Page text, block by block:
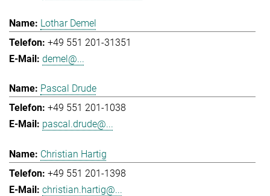
Lothar Demel
+49 551 201-31351
demel@...
Pascal Drude
+49 551 201-1038
pascal.drude@...
Christian Hartig
+49 551 201-1398
christian.hartig@...